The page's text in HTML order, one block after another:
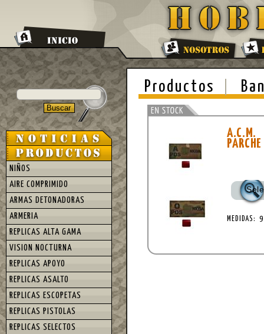
Productos
A.C.M.
MEDIDAS: 9
NIÑOS
AIRE COMPRIMIDO
ARMAS DETONADORAS
ARMERIA
REPLICAS ALTA GAMA
VISION NOCTURNA
REPLICAS APOYO
REPLICAS ASALTO
REPLICAS ESCOPETAS
REPLICAS PISTOLAS
REPLICAS SELECTOS